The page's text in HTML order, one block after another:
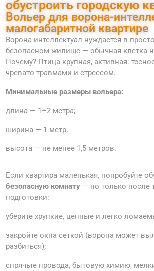
обустроить городскую
Вольер для ворона-
малогабаритной квартире
Ворона-интеллектуал нуждается в
безопасном жилище — обычная клетка
Почему? Птица крупная, активная:
чревато травмами и стрессом.
Минимальные размеры вольера:
длина — 1–2 метра;
ширина — 1 метр;
высота — не менее 1,5 метров.
Если квартира маленькая, попробуйте
безопасную комнату — но только после
подготовки:
уберите хрупкие, ценные и легко
закройте окна сеткой (ворона может
разбиться);
спрячьте провода, бытовую химию,